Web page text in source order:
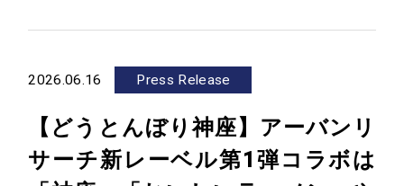
2026.06.16 Press Release
【どうとんぼり神座】アーバンリ
サーチ新レーベル第1弾コラボは